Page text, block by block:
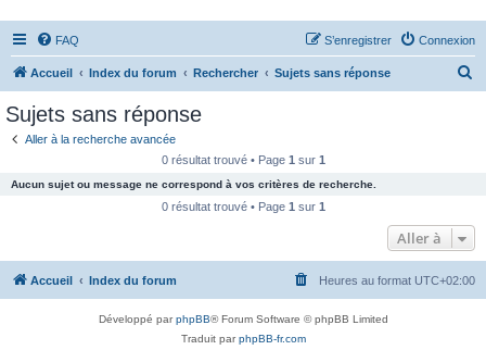
FAQ Connexion
S’enregistrer
Accueil Index du forum Rechercher Sujets sans réponse
c
e
Sujets sans réponse
Aller à la recherche avancée
0 résultat trouvé • Page 1 sur 1
Aucun sujet ou message ne correspond à vos critères de recherche.
0 résultat trouvé • Page 1 sur 1
Aller à
Accueil Index du forum Heures au format UTC+02:00
Développé parphpBB® Forum Software © phpBB Limited
Traduit parphpBB-fr.com